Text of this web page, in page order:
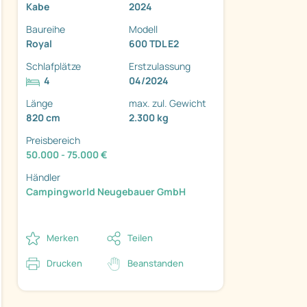
Kabe
2024
Baureihe
Royal
Modell
600 TDL E2
Schlafplätze
4
Erstzulassung
04/2024
Länge
820 cm
max. zul. Gewicht
2.300 kg
Preisbereich
50.000 - 75.000 €
Händler
Campingworld Neugebauer GmbH
Merken Teilen
Drucken Beanstanden